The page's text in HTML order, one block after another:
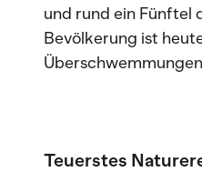
und rund ein Fünftel
Bevölkerung ist
Teuerstes